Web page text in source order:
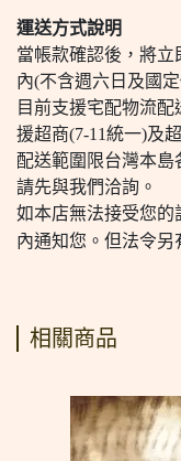
運送方式說明
當帳款確認後，將立
內(不含週六日及國
目前支援宅配物流
援超商(7-11統一)及
配送範圍限台灣本
請先與我們洽詢。
如本店無法接受您的
內通知您。但法令另
相關商品